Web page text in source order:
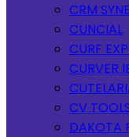
CRM
CUNCIAL
CURF
CURVER
CV
DAKOTA